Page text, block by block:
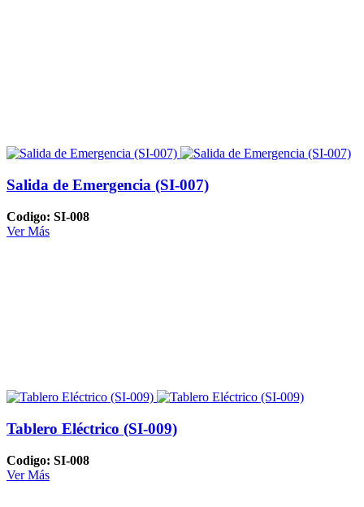
Salida de Emergencia (SI-007)
Codigo: SI-008
Ver Más
Tablero Eléctrico (SI-009)
Codigo: SI-008
Ver Más